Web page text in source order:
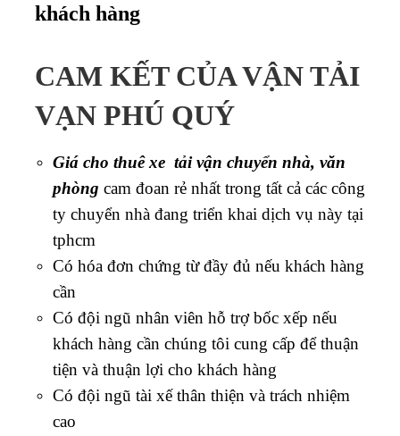
khách hàng
CAM KẾT CỦA VẬN TẢI
VẠN PHÚ QUÝ
Giá cho thuê xe tải vận chuyển nhà, văn
phòng cam đoan rẻ nhất trong tất cả các công
ty chuyển nhà đang triển khai dịch vụ này tại
tphcm
Có hóa đơn chứng từ đầy đủ nếu khách hàng
cần
Có đội ngũ nhân viên hỗ trợ bốc xếp nếu
khách hàng cần chúng tôi cung cấp để thuận
tiện và thuận lợi cho khách hàng
Có đội ngũ tài xế thân thiện và trách nhiệm
cao